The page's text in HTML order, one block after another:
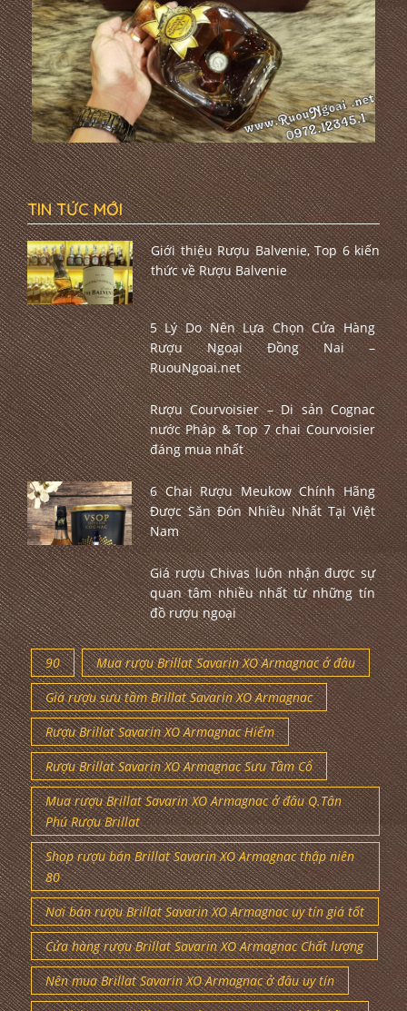
TIN TỨC MỚI
Giới thiệu Rượu Balvenie, Top 6 kiến
thức về Rượu Balvenie
5 Lý Do Nên Lựa Chọn Cửa Hàng
Rượu Ngoại Đồng Nai –
RuouNgoai.net
Rượu Courvoisier – Di sản Cognac
nước Pháp & Top 7 chai Courvoisier
đáng mua nhất
6 Chai Rượu Meukow Chính Hãng
Được Săn Đón Nhiều Nhất Tại Việt
Nam
Giá rượu Chivas luôn nhận được sự
quan tâm nhiều nhất từ những tín
đồ rượu ngoại
90
Mua rượu Brillat Savarin XO Armagnac ở đâu
Giá rượu sưu tầm Brillat Savarin XO Armagnac
Rượu Brillat Savarin XO Armagnac Hiếm
Rượu Brillat Savarin XO Armagnac Sưu Tầm Cổ
Mua rượu Brillat Savarin XO Armagnac ở đâu Q.Tân
Phú Rượu Brillat
Shop rượu bán Brillat Savarin XO Armagnac thập niên
80
Nơi bán rượu Brillat Savarin XO Armagnac uy tín giá tốt
Cửa hàng rượu Brillat Savarin XO Armagnac Chất lượng
Nên mua Brillat Savarin XO Armagnac ở đâu uy tín